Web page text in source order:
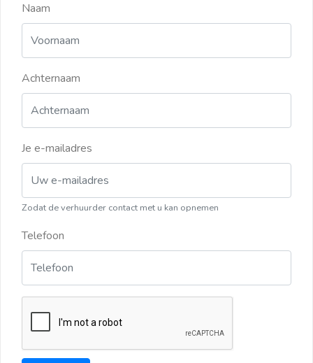
Naam
Achternaam
Je e-mailadres
Zodat de verhuurder contact met u kan opnemen
Telefoon